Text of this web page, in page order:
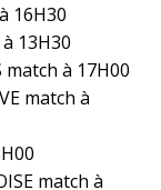
16H30
13H30
match à 17H00
match à
match à